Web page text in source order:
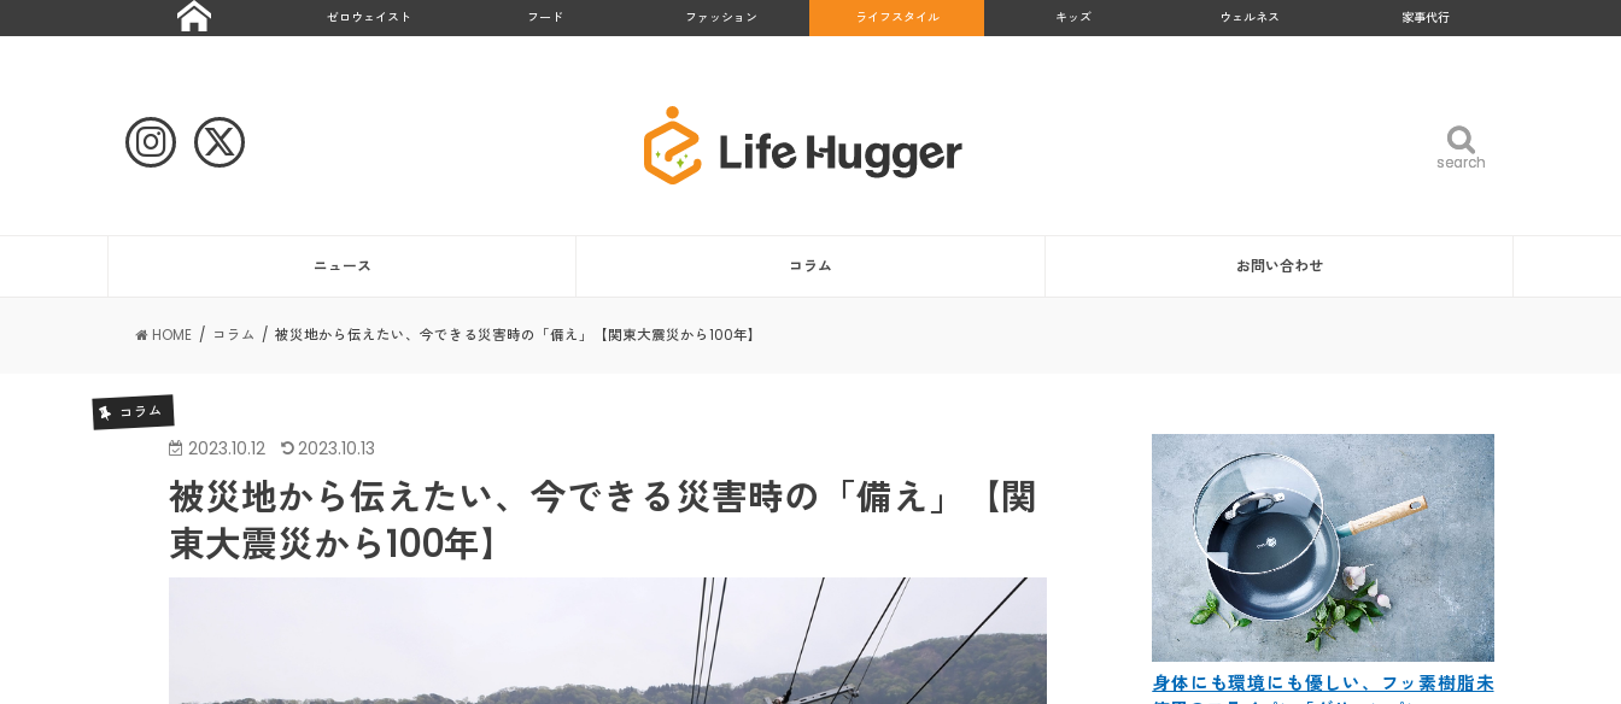
ゼロウェイスト フード ファッション ライフスタイル キッズ ウェルネス 家事代行
search
search
ニュース コラム お問い合わせ
HOME コラム 被災地から伝えたい、今できる災害時の「備え」【関東大震災から100年】
コラム
2023.10.12 2023.10.13
被災地から伝えたい、今できる災害時の「備え」【関
東大震災から100年】
身体にも環境にも優しい、フッ素樹脂未